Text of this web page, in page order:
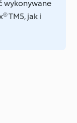
wykonywane
TM5, jak i